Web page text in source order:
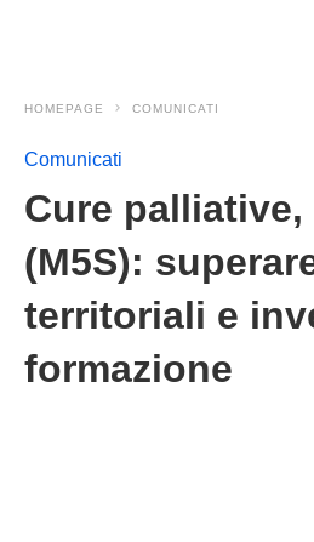
HOMEPAGE COMUNICATI
Comunicati
Cure
(M5S):
territoriali e
formazione